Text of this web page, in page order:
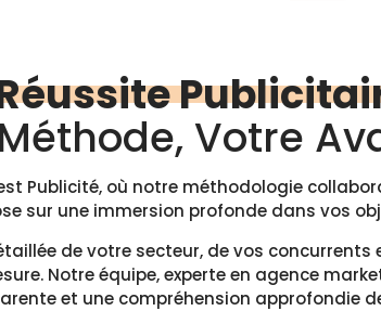
Votre
Publicité, où notre méthodologie
sur une immersion profonde dans vos
de votre secteur, de vos
Notre équipe, experte en agence
et une compréhension approfondie